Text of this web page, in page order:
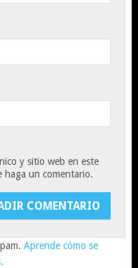
y sitio web en este
haga un comentario.
Aprende cómo se